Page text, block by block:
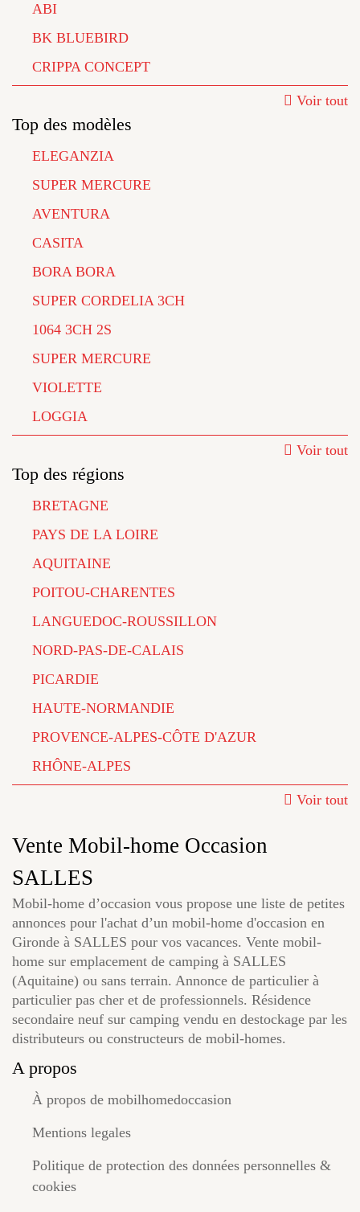
ABI
BK BLUEBIRD
CRIPPA CONCEPT
Voir tout
Top des modèles
ELEGANZIA
SUPER MERCURE
AVENTURA
CASITA
BORA BORA
SUPER CORDELIA 3CH
1064 3CH 2S
SUPER MERCURE
VIOLETTE
LOGGIA
Voir tout
Top des régions
BRETAGNE
PAYS DE LA LOIRE
AQUITAINE
POITOU-CHARENTES
LANGUEDOC-ROUSSILLON
NORD-PAS-DE-CALAIS
PICARDIE
HAUTE-NORMANDIE
PROVENCE-ALPES-CÔTE D'AZUR
RHÔNE-ALPES
Voir tout
Vente Mobil-home Occasion
SALLES
Mobil-home d’occasion vous propose une liste de petites
annonces pour l'achat d’un mobil-home d'occasion en
Gironde à SALLES pour vos vacances. Vente mobil-
home sur emplacement de camping à SALLES
(Aquitaine) ou sans terrain. Annonce de particulier à
particulier pas cher et de professionnels. Résidence
secondaire neuf sur camping vendu en destockage par les
distributeurs ou constructeurs de mobil-homes.
A propos
À propos de mobilhomedoccasion
Mentions legales
Politique de protection des données personnelles &
cookies